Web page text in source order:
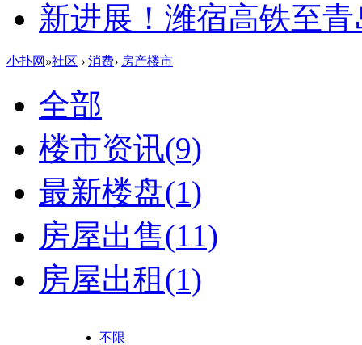
新进展！潍宿高铁至
小扑网 »社区 › 消费› 房产楼市
全部
楼市资讯(9)
最新楼盘(1)
房屋出售(11)
房屋出租(1)
不限